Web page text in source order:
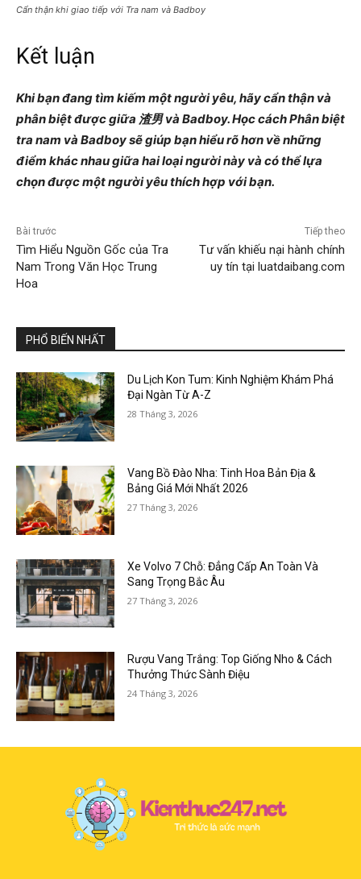
Cẩn thận khi giao tiếp với Tra nam và Badboy
Kết luận
Khi bạn đang tìm kiếm một người yêu, hãy cẩn thận và
phân biệt được giữa 渣男 và Badboy. Học cách Phân biệt
tra nam và Badboy sẽ giúp bạn hiểu rõ hơn về những
điểm khác nhau giữa hai loại người này và có thể lựa
chọn được một người yêu thích hợp với bạn.
Bài trước
Tìm Hiểu Nguồn Gốc của Tra
Nam Trong Văn Học Trung
Hoa
Tiếp theo
Tư vấn khiếu nại hành chính
uy tín tại luatdaibang.com
PHỔ BIẾN NHẤT
Du Lịch Kon Tum: Kinh Nghiệm Khám Phá
Đại Ngàn Từ A-Z
28 Tháng 3, 2026
Vang Bồ Đào Nha: Tinh Hoa Bản Địa &
Bảng Giá Mới Nhất 2026
27 Tháng 3, 2026
Xe Volvo 7 Chỗ: Đẳng Cấp An Toàn Và
Sang Trọng Bắc Âu
27 Tháng 3, 2026
Rượu Vang Trắng: Top Giống Nho & Cách
Thưởng Thức Sành Điệu
24 Tháng 3, 2026